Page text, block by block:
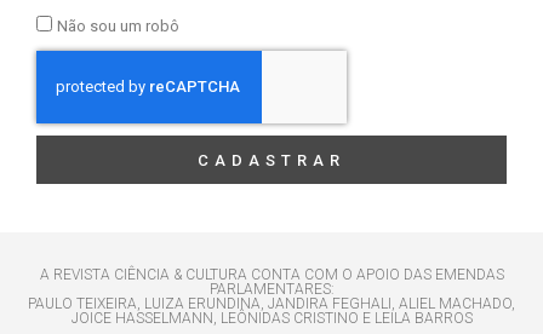
Não sou um robô
CADASTRAR
A REVISTA CIÊNCIA & CULTURA CONTA COM O APOIO DAS EMENDAS
PARLAMENTARES:
PAULO TEIXEIRA, LUIZA ERUNDINA, JANDIRA FEGHALI, ALIEL MACHADO,
JOICE HASSELMANN, LEÔNIDAS CRISTINO E LEILA BARROS